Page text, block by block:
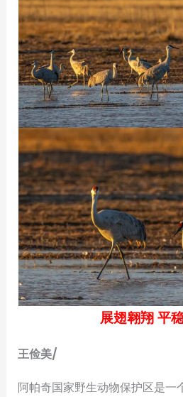
展翅翱翔 平
王俭美/
阿帕奇国家野生动物保护区是一